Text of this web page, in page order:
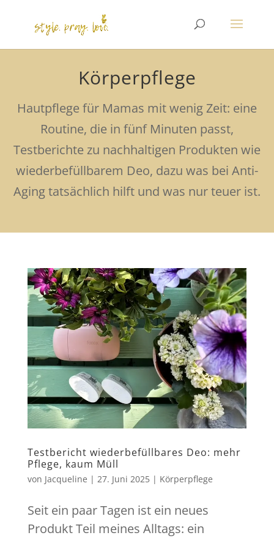
Körperpflege
Hautpflege für Mamas mit wenig Zeit: eine
Routine, die in fünf Minuten passt,
Testberichte zu nachhaltigen Produkten wie
wiederbefüllbarem Deo, dazu was bei Anti-
Aging tatsächlich hilft und was nur teuer ist.
Testbericht wiederbefüllbares Deo: mehr
Pflege, kaum Müll
von Jacqueline | 27. Juni 2025| Körperpflege
Seit ein paar Tagen ist ein neues
Produkt Teil meines Alltags: ein